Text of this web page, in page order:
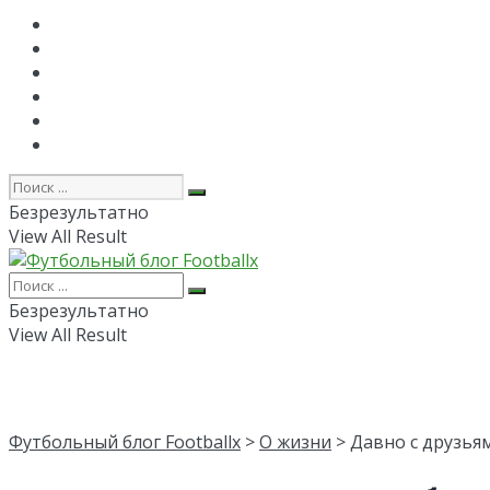
Безрезультатно
View All Result
Безрезультатно
View All Result
Футбольный блог Footballx >О жизни > Давно с